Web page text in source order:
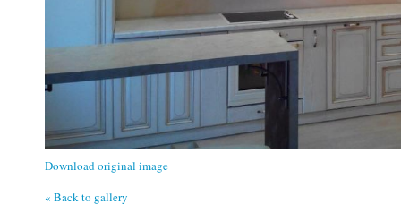
Download original image
« Back to gallery